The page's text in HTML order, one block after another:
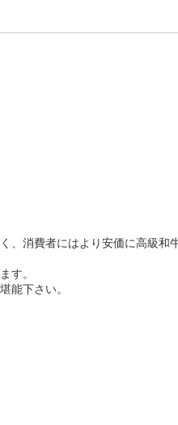
、消費者にはより安価に高級和
す。
能下さい。